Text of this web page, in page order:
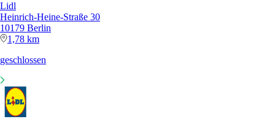
Lidl
Heinrich-Heine-Straße 30
10179 Berlin
1,78 km
geschlossen